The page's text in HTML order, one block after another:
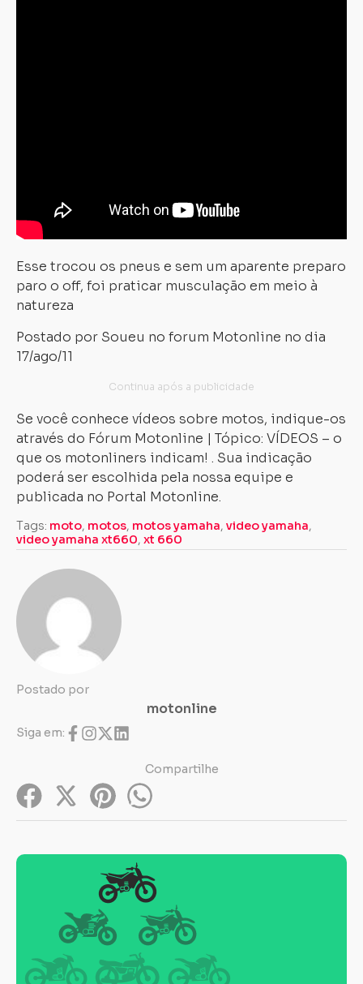
Esse trocou os pneus e sem um aparente preparo
paro o off, foi praticar musculação em meio à
natureza
Postado por Soueu no forum Motonline no dia
17/ago/11
Se você conhece vídeos sobre motos, indique-os
através do Fórum Motonline | Tópico: VÍDEOS – o
que os motonliners indicam! . Sua indicação
poderá ser escolhida pela nossa equipe e
publicada no Portal Motonline.
Tags: moto, motos, motos yamaha, video yamaha,
video yamaha xt660, xt 660
Postado por
motonline
Siga em:
Compartilhe
Carregando...
Carregando...